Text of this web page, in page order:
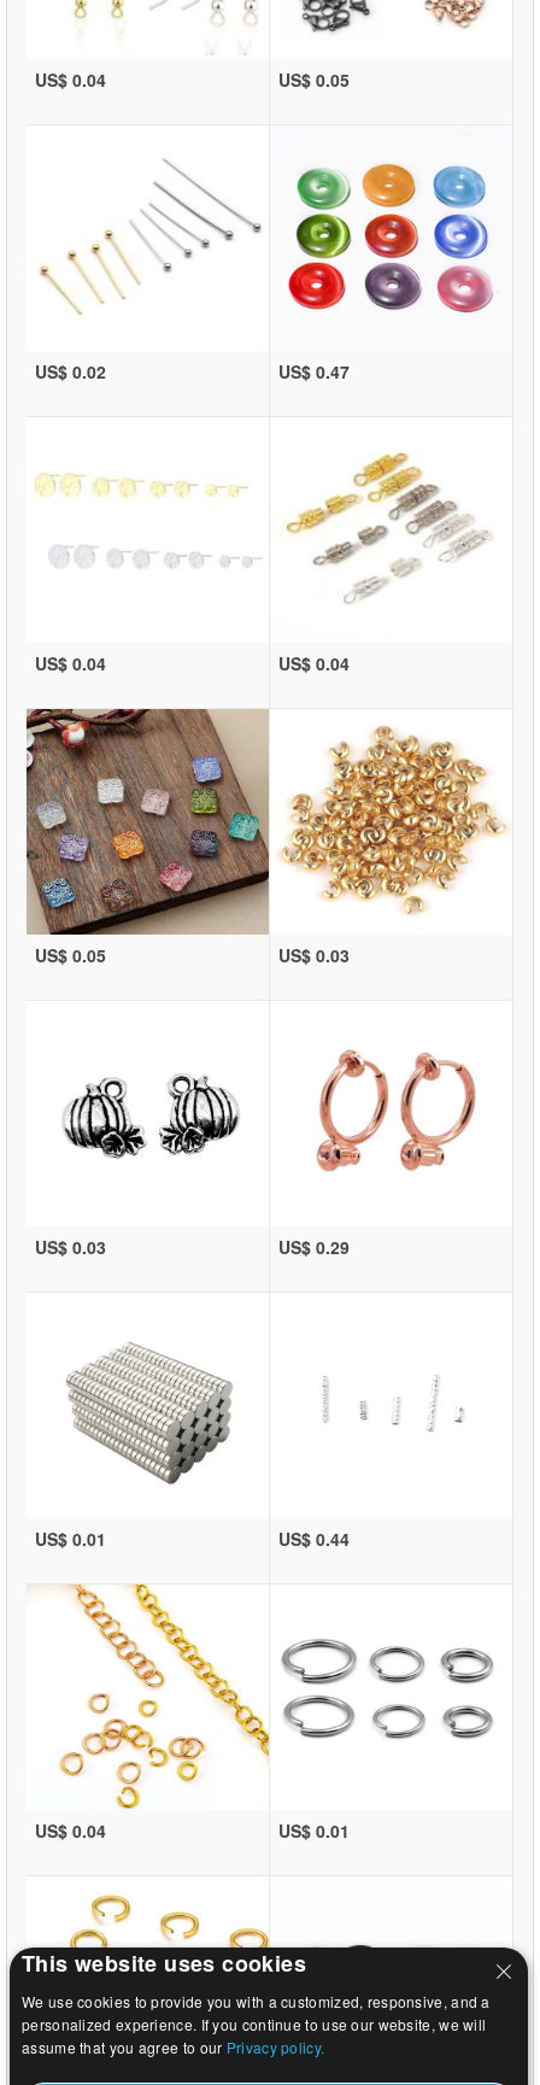
US$ 0.04 US$ 0.05
US$ 0.02 US$ 0.47
US$ 0.04 US$ 0.04
US$ 0.05 US$ 0.03
US$ 0.03 US$ 0.29
US$ 0.01 US$ 0.44
US$ 0.04 US$ 0.01
This website uses cookies
We use cookies to provide you with a customized, responsive, and a
personalized experience. If you continue to use our website, we will
assume that you agree to our Privacy policy.